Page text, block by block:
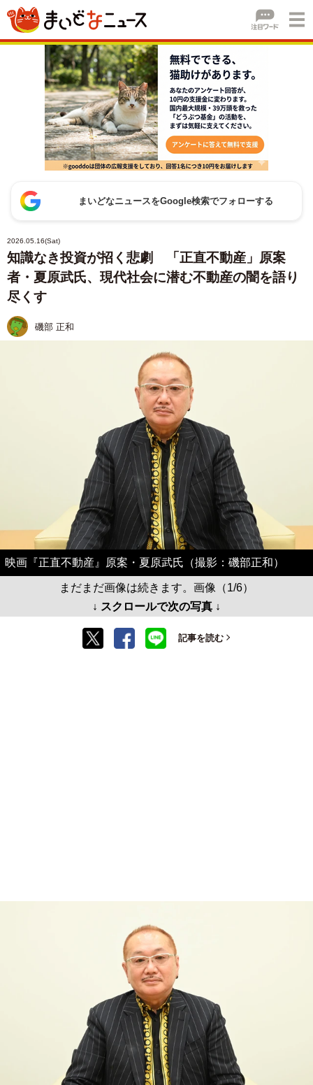
まいどなニュースをGoogle検索でフォローする
2026.05.16(Sat)
知識なき投資が招く悲劇 「正直不動産」原案
者・夏原武氏、現代社会に潜む不動産の闇を語り
尽くす
磯部 正和
映画『正直不動産』原案・夏原武氏（撮影：磯部正和）
まだまだ画像は続きます。画像（1/6）
↓ スクロールで次の写真 ↓
記事を読む